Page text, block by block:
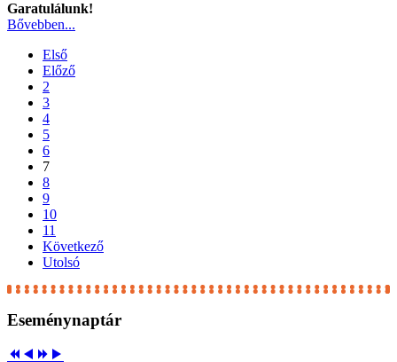
Garatulálunk!
Bővebben...
Első
Előző
2
3
4
5
6
7
8
9
10
11
Következő
Utolsó
Eseménynaptár